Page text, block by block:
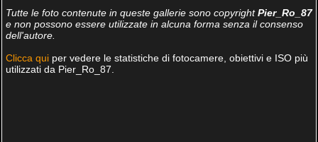
Tutte le foto contenute in queste gallerie sono copyrightPier_Ro_87
e non possono essere utilizzate in alcuna forma senza il consenso
dell'autore.
Clicca quiper vedere le statistiche di fotocamere, obiettivi e ISO più
utilizzati da Pier_Ro_87.